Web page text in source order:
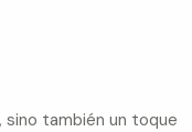
también un toque